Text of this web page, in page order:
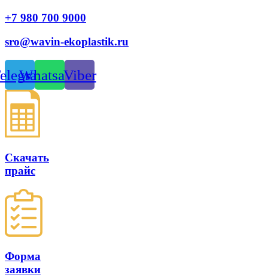
+7 980 700 9000
sro@wavin-ekoplastik.ru
WhatsappViber
Скачать
прайс
Форма
заявки